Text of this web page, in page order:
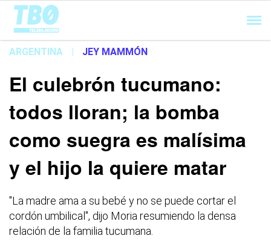
Cargando...
ARGENTINA | JEY MAMMÓN
El culebrón tucumano:
todos lloran; la bomba
como suegra es malísima
y el hijo la quiere matar
"La madre ama a su bebé y no se puede cortar el
cordón umbilical", dijo Moria resumiendo la densa
relación de la familia tucumana.